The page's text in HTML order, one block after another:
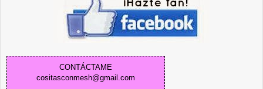
CONTÁCTAME
cositasconmesh@gmail.com